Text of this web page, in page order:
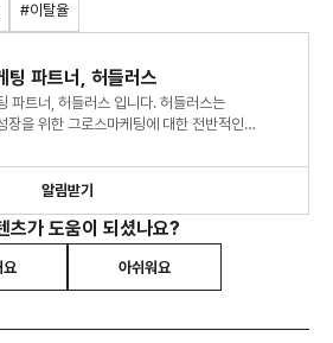
#이탈율
팅 파트너, 허들러스
파트너, 허들러스 입니다. 허들러스는
장을 위한 그로스마케팅에 대한 전반적인
알림받기
츠가 도움이 되셨나요?
요 아쉬워요